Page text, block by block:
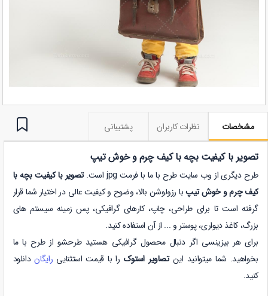
مشخصات نظرات کاربران پشتیبانی
تصویر با کیفیت بچه با کیف چرم و خوش تیپ
طرح دیگری از وب سایت طرح با ما با فرمت jpg است.
تصویر با کیفیت بچه با
کیف چرم و خوش تیپ با رزولوشن بالا، وضوح و کیفیت عالی در اختیار شما قرار
گرفته است تا برای طراحی، چاپ، کارهای گرافیکی، پس زمینه سیستم های
بزرگ، کاغذ دیواری، پوستر و ... از آن استفاده کنید.
برای هر بیزینسی اگر دنبال محصول گرافیکی هستید طرحشو از طرح با ما
بخواهید. شما میتوانید این تصاویر استوک را با قیمت استثنایی رایگان دانلود
کنید.